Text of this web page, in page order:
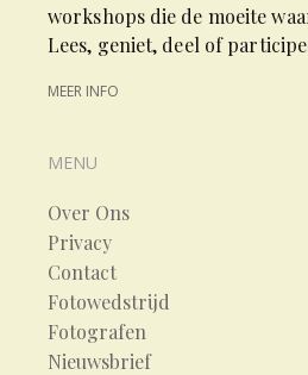
workshops die de moeite
Lees, geniet, deel of
MEER INFO
MENU
Over Ons
Privacy
Contact
Fotowedstrijd
Fotografen
Nieuwsbrief